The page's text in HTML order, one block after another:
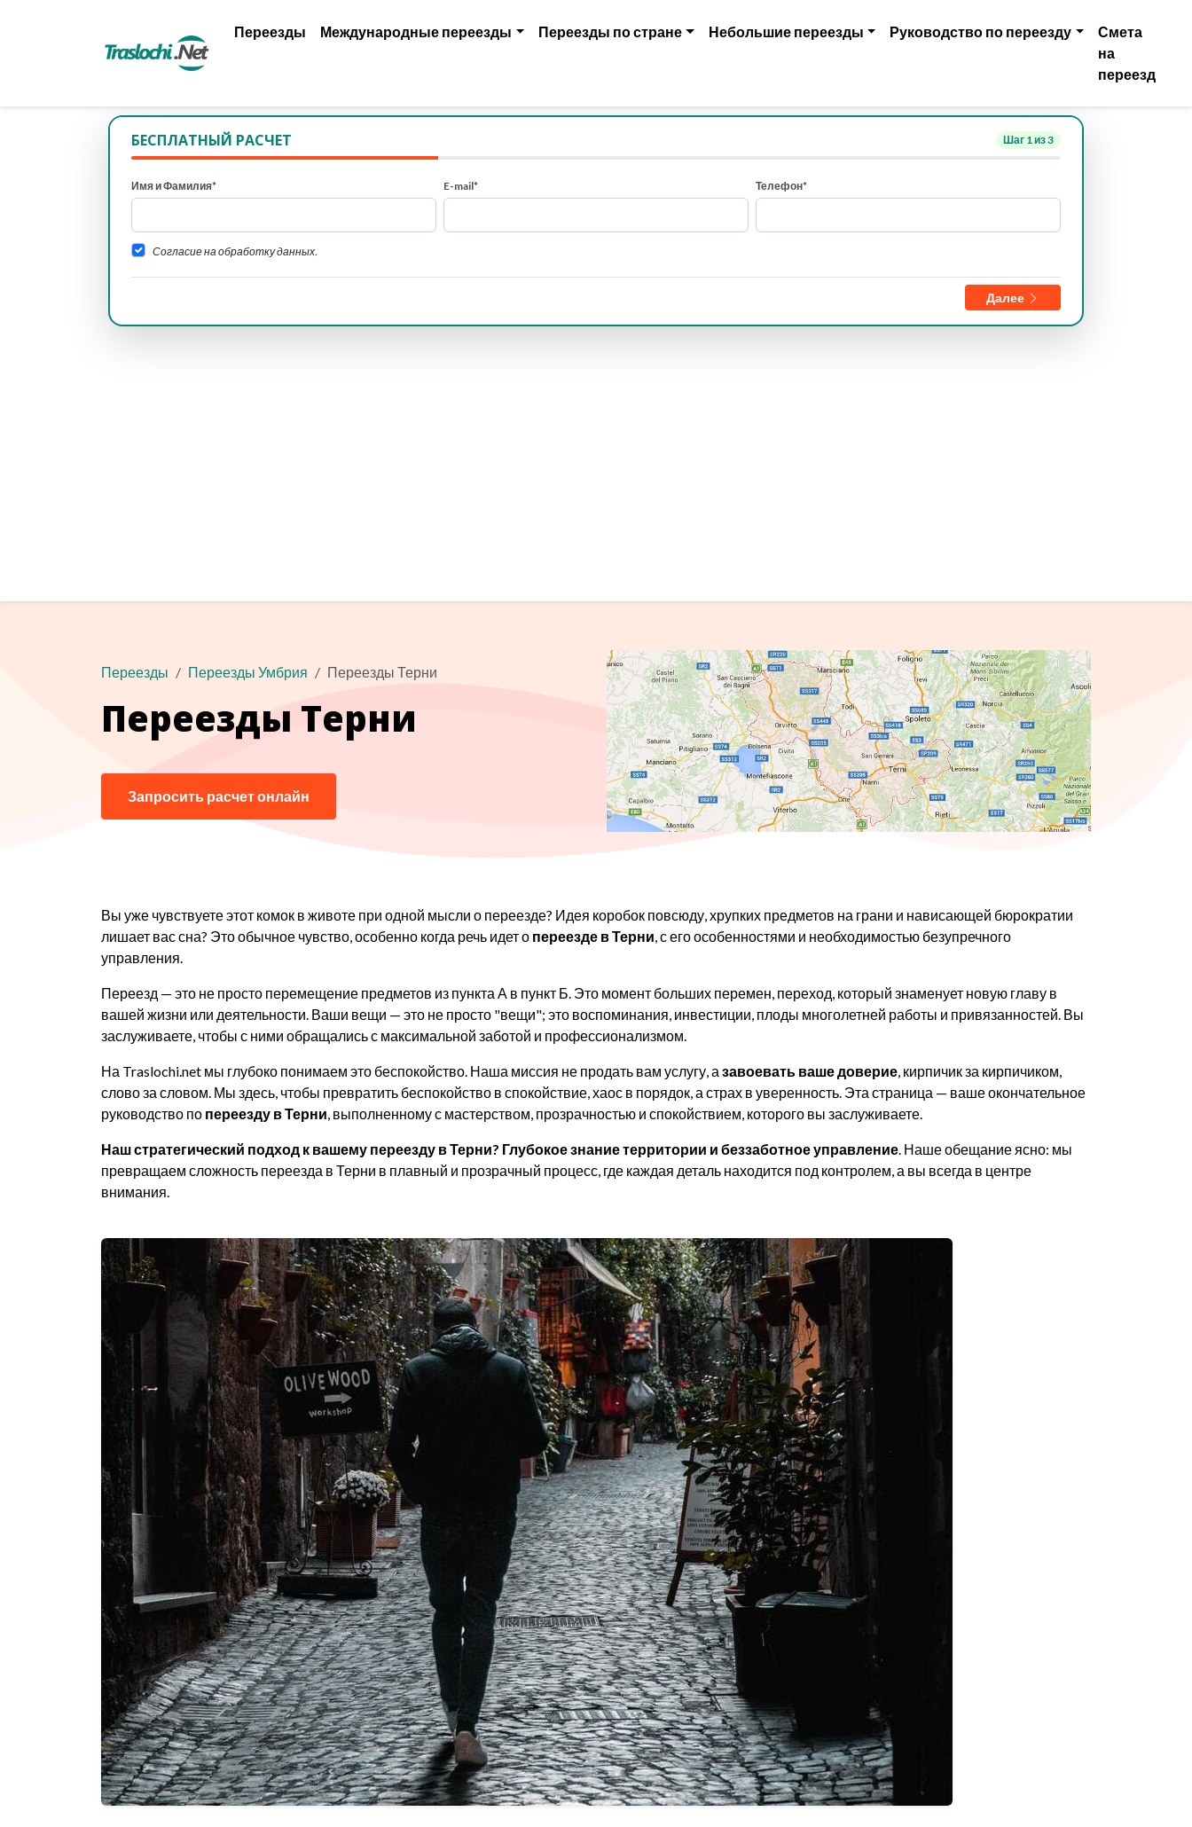
Переезды Международные переезды Переезды по стране Небольшие переезды Руководство по переезду
Смета
на
переезд
БЕСПЛАТНЫЙ РАСЧЕТ Шаг 1из 3
Имя и Фамилия* E-mail* Телефон*
Согласие на обработку данных.
Далее
Переезды Переезды Умбрия Переезды Терни
Переезды Терни
Запросить расчет онлайн
Вы уже чувствуете этот комок в животе при одной мысли о переезде? Идея коробок повсюду, хрупких предметов на грани и нависающей бюрократии
лишает вас сна? Это обычное чувство, особенно когда речь идет о переезде в Терни, с его особенностями и необходимостью безупречного
управления.
Переезд — это не просто перемещение предметов из пункта А в пункт Б. Это момент больших перемен, переход, который знаменует новую главу в
вашей жизни или деятельности. Ваши вещи — это не просто "вещи"; это воспоминания, инвестиции, плоды многолетней работы и привязанностей. Вы
заслуживаете, чтобы с ними обращались с максимальной заботой и профессионализмом.
На Traslochi.net мы глубоко понимаем это беспокойство. Наша миссия не продать вам услугу, а завоевать ваше доверие, кирпичик за кирпичиком,
слово за словом. Мы здесь, чтобы превратить беспокойство в спокойствие, хаос в порядок, а страх в уверенность. Эта страница — ваше окончательное
руководство по переезду в Терни, выполненному с мастерством, прозрачностью и спокойствием, которого вы заслуживаете.
Наш стратегический подход к вашему переезду в Терни? Глубокое знание территории и беззаботное управление. Наше обещание ясно: мы
превращаем сложность переезда в Терни в плавный и прозрачный процесс, где каждая деталь находится под контролем, а вы всегда в центре
внимания.